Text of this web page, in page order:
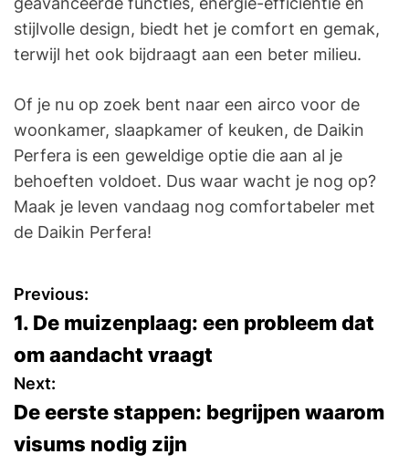
stijlvolle design, biedt het je comfort en gemak,
terwijl het ook bijdraagt aan een beter milieu.
Of je nu op zoek bent naar een airco voor de
woonkamer, slaapkamer of keuken, de Daikin
Perfera is een geweldige optie die aan al je
behoeften voldoet. Dus waar wacht je nog op?
Maak je leven vandaag nog comfortabeler met
de Daikin Perfera!
P
o
s
t
n
Previous:
1. De muizenplaag: een probleem dat
om aandacht vraagt
Next:
De eerste stappen: begrijpen waarom
visums nodig zijn